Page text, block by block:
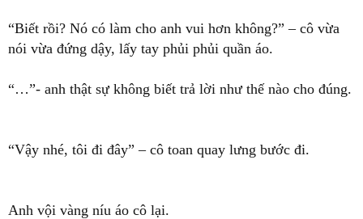
“Biết rồi? Nó có làm cho anh vui hơn không?” – cô vừa
nói vừa đứng dậy, lấy tay phủi phủi quần áo.
“…”- anh thật sự không biết trả lời như thế nào cho đúng.
“Vậy nhé, tôi đi đây” – cô toan quay lưng bước đi.
Anh vội vàng níu áo cô lại.